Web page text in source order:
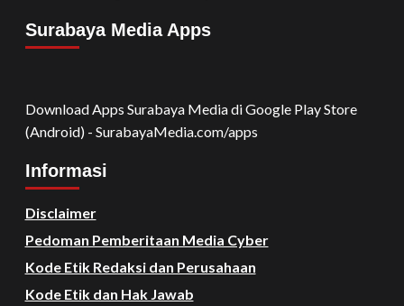
Surabaya Media Apps
Download Apps Surabaya Media di Google Play Store
(Android) - SurabayaMedia.com/apps
Informasi
Disclaimer
Pedoman Pemberitaan Media Cyber
Kode Etik Redaksi dan Perusahaan
Kode Etik dan Hak Jawab